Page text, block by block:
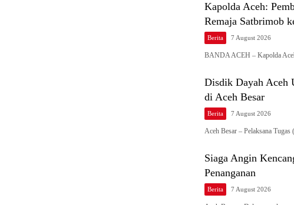
Kapolda Aceh:
Remaja Satbrimob
Berita 7 August 2026
BANDA ACEH – Kapolda
Disdik Dayah Aceh
di Aceh Besar
Berita 7 August 2026
Aceh Besar – Pelaksana
Siaga Angin
Penanganan
Berita 7 August 2026